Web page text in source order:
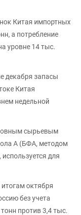
Китая импортных
а потребление
уровне 14 тыс.
декабря запасы
Китая
недельной
сырьевым
А (БФА, методом
для
итогам октября
без учета
против 3,4 тыс.